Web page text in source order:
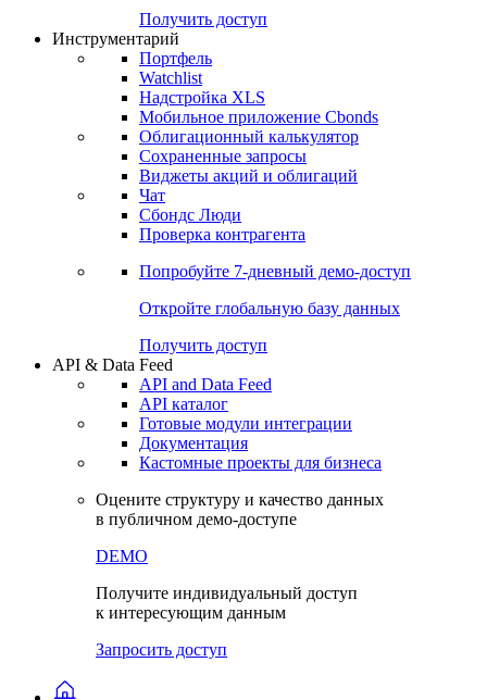
Попробуйте7-дневный
Откройте глобальную базу данных
Получить доступ
Инструментарий
Портфель
Watchlist
Надстройка XLS
Мобильное приложение Cbonds
Облигационный калькулятор
Сохраненные запросы
Чат
Проверка контрагента
Попробуйте7-дневный
Откройте глобальную базу данных
Получить доступ
API & Data Feed
API and Data Feed
Готовые модули интеграции
Документация
в публичном демо-доступе